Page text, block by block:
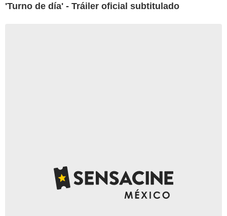
'Turno de día' - Tráiler oficial subtitulado